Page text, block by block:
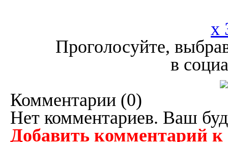
x
Проголосуйте,
в
Комментарии (0)
Нет комментариев. Ваш
Добавить комментарий к